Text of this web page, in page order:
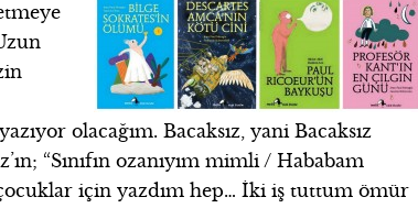
olacağım. Bacaksız, yani Bacaksız
“Sınıfın ozanıyım mimli / Hababam
çocuklar için yazdım hep… İki iş tuttum ömür